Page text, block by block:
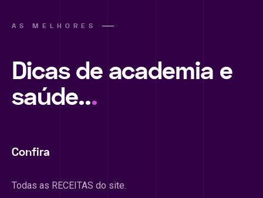
AS MELHORES
Dicas de academia e
saúde...
Confira
Todas as RECEITAS do site.